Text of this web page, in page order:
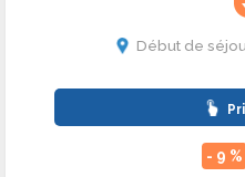
Début de
- 9 %